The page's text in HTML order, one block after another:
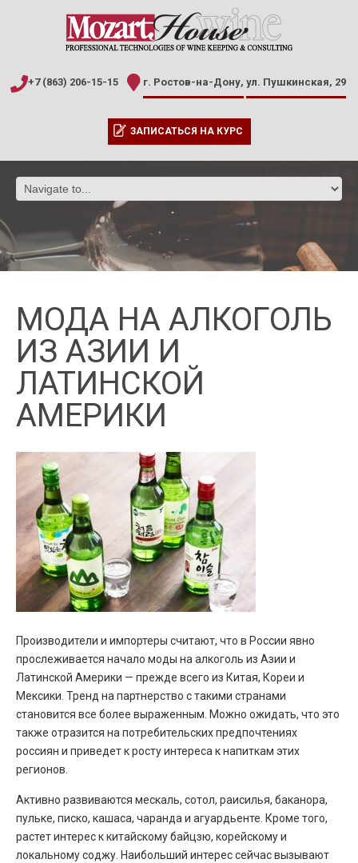
+7 (863) 206-15-15 г. Ростов-на-Дону, ул. Пушкинская, 29
ЗАПИСАТЬСЯ НА КУРС
МОДА НА АЛКОГОЛЬ
ИЗ АЗИИ И
ЛАТИНСКОЙ
АМЕРИКИ
Производители и импортеры считают, что в России явно
прослеживается начало моды на алкоголь из Азии и
Латинской Америки — прежде всего из Китая, Кореи и
Мексики. Тренд на партнерство с такими странами
становится все более выраженным. Можно ожидать, что это
также отразится на потребительских предпочтениях
россиян и приведет к росту интереса к напиткам этих
регионов.
Активно развиваются мескаль, сотол, раисилья, баканора,
пульке, писко, кашаса, чаранда и агуардьенте. Кроме того,
растет интерес к китайскому байцзю, корейскому и
локальному соджу. Наибольший интерес сейчас вызывают